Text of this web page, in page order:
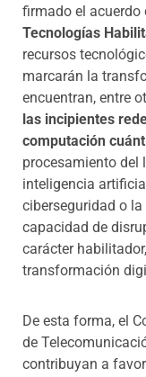
firmado el acuerdo
Tecnologías
recursos
marcarán la
encuentran, entre
las incipientes
computación
procesamiento del
inteligencia
ciberseguridad o
capacidad de
carácter
transformación
De esta forma, el
de
contribuyan a